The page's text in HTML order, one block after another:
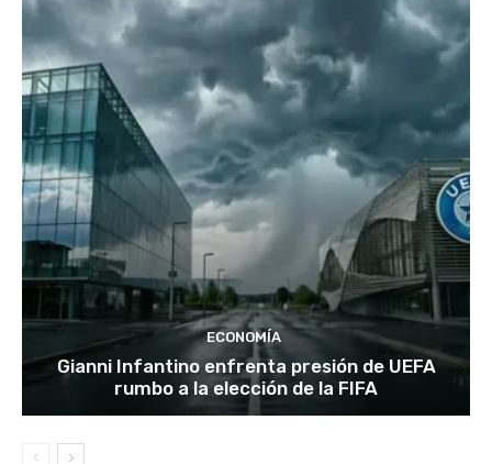
ECONOMÍA
Gianni Infantino enfrenta presión de UEFA
rumbo a la elección de la FIFA